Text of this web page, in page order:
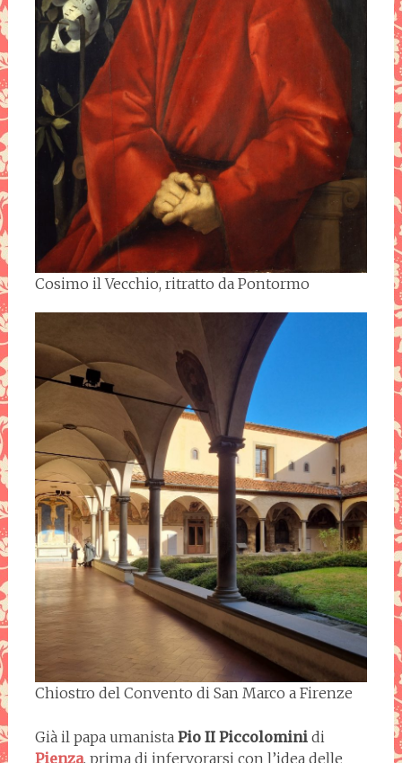
Cosimo il Vecchio, ritratto da Pontormo
Chiostro del Convento di San Marco a Firenze
Già il papa umanista Pio II Piccolominidi
Pienza, prima di infervorarsi con l’idea delle